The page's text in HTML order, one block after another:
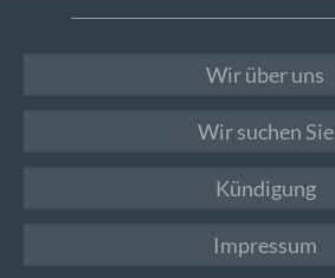
Wir über uns
Wir suchen Sie
Kündigung
Impressum